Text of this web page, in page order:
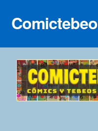
Ir
a
Ir
al
Comictebeo
Inicio
Categorías
Franco-Belga